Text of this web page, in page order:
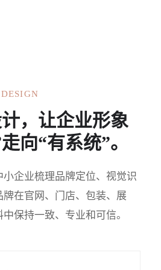
，让企业形象
向“有系统”。
企业梳理品牌定位、视觉识
在官网、门店、包装、展
保持一致、专业和可信。